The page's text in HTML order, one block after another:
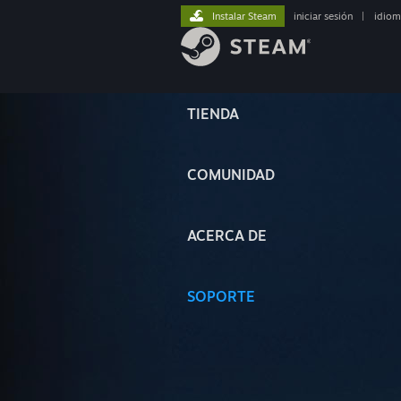
TIENDA
COMUNIDAD
ACERCA DE
SOPORTE
Instalar Steam iniciar sesión